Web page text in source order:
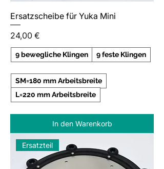
Ersatzscheibe für Yuka Mini
Preis
24,00 €
9 bewegliche Klingen 9 feste Klingen
SM=180 mm Arbeitsbreite
L=220 mm Arbeitsbreite
In den Warenkorb
Ersatzteil